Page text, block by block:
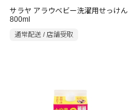
サラヤ アラウベビー洗濯用せっけん
800ml
通常配送 / 店舗受取